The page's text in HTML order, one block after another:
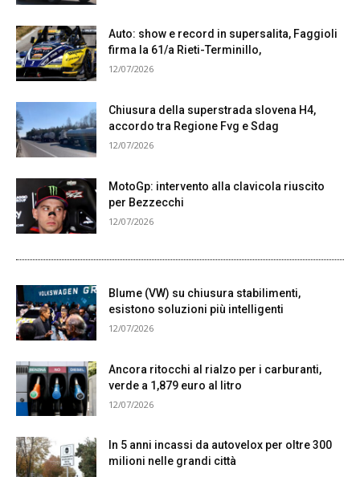
Auto: show e record in supersalita, Faggioli
firma la 61/a Rieti-Terminillo,
12/07/2026
Chiusura della superstrada slovena H4,
accordo tra Regione Fvg e Sdag
12/07/2026
MotoGp: intervento alla clavicola riuscito
per Bezzecchi
12/07/2026
Blume (VW) su chiusura stabilimenti,
esistono soluzioni più intelligenti
12/07/2026
Ancora ritocchi al rialzo per i carburanti,
verde a 1,879 euro al litro
12/07/2026
In 5 anni incassi da autovelox per oltre 300
milioni nelle grandi città